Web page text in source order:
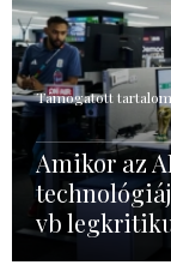
Támogatott tartalom
Amikor az
vb